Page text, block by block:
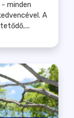
- minden
A